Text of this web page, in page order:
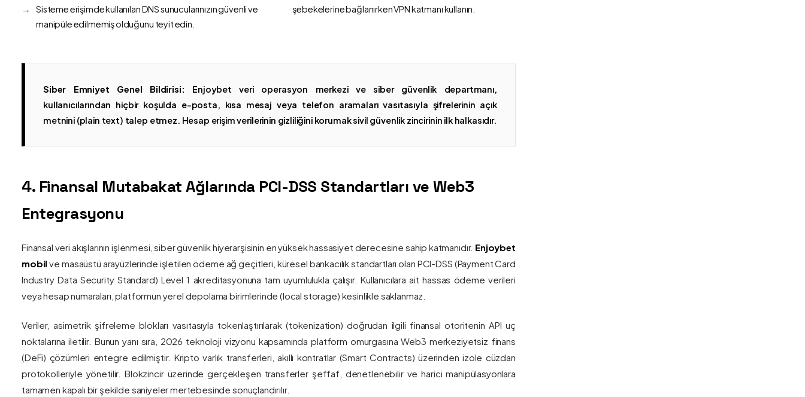
Sisteme erişimde kullanılan DNS sunucularınızın güvenli ve
manipüle edilmemiş olduğunu teyit edin.
şebekelerine bağlanırken VPN katmanı kullanın.
Siber Emniyet Genel Bildirisi: Enjoybet veri operasyon merkezi ve siber güvenlik departmanı,
kullanıcılarından hiçbir koşulda e-posta, kısa mesaj veya telefon aramaları vasıtasıyla şifrelerinin açık
metnini (plain text) talep etmez. Hesap erişim verilerinin gizliliğini korumak sivil güvenlik zincirinin ilk halkasıdır.
4. Finansal Mutabakat Ağlarında PCI-DSS Standartları ve Web3
Entegrasyonu
Finansal veri akışlarının işlenmesi, siber güvenlik hiyerarşisinin en yüksek hassasiyet derecesine sahip katmanıdır. Enjoybet
mobil ve masaüstü arayüzlerinde işletilen ödeme ağ geçitleri, küresel bankacılık standartları olan PCI-DSS (Payment Card
Industry Data Security Standard) Level 1 akreditasyonuna tam uyumlulukla çalışır. Kullanıcılara ait hassas ödeme verileri
veya hesap numaraları, platformun yerel depolama birimlerinde (local storage) kesinlikle saklanmaz.
Veriler, asimetrik şifreleme blokları vasıtasıyla tokenlaştırılarak (tokenization) doğrudan ilgili finansal otoritenin API uç
noktalarına iletilir. Bunun yanı sıra, 2026 teknoloji vizyonu kapsamında platform omurgasına Web3 merkeziyetsiz finans
(DeFi) çözümleri entegre edilmiştir. Kripto varlık transferleri, akıllı kontratlar (Smart Contracts) üzerinden izole cüzdan
protokolleriyle yönetilir. Blokzincir üzerinde gerçekleşen transferler şeffaf, denetlenebilir ve harici manipülasyonlara
tamamen kapalı bir şekilde saniyeler mertebesinde sonuçlandırılır.